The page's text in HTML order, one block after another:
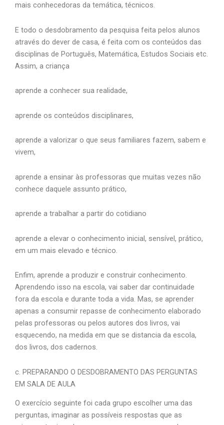
mais conhecedoras da temática, técnicos.
E todo o desdobramento da pesquisa feita pelos alunos
através do dever de casa, é feita com os conteúdos das
disciplinas de Português, Matemática, Estudos Sociais etc.
Assim, a criança
aprende a conhecer sua realidade,
aprende os conteúdos disciplinares,
aprende a valorizar o que seus familiares fazem, sabem e
vivem,
aprende a ensinar às professoras que muitas vezes não
conhece daquele assunto prático,
aprende a trabalhar a partir do cotidiano
aprende a elevar o conhecimento inicial, sensível, prático,
em um mais elevado e técnico.
Enfim, aprende a produzir e construir conhecimento.
Aprendendo isso na escola, vai saber dar continuidade
fora da escola e durante toda a vida. Mas, se aprender
apenas a consumir repasse de conhecimento elaborado
pelas professoras ou pelos autores dos livros, vai
esquecendo, na medida em que se distancia da escola,
dos livros, dos cadernos.
c. PREPARANDO O DESDOBRAMENTO DAS PERGUNTAS
EM SALA DE AULA
O exercício seguinte foi cada grupo escolher uma das
perguntas, imaginar as possíveis respostas que as